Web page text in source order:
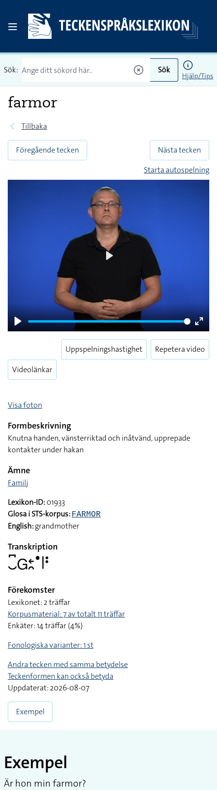
Sök: Sök
Hjälp/Tips
farmor
Tillbaka
Föregående tecken
Nästa tecken
Starta autospelning
Play
Enter
Videolänkar
Uppspelningshastighet Repetera video
Visa foton
Formbeskrivning
Knutna handen, vänsterriktad och inåtvänd, upprepade
kontakter under hakan
Ämne
Familj
Lexikon-ID:01933
Glosa i STS-korpus: FARMOR
English:grandmother
Transkription
􌤛􌥚􌤦􌥓􌥘􌤟􌥼􌥻
Förekomster
Lexikonet: 2 träffar
Korpusmaterial: 7 av totalt 11 träffar
Enkäter: 14 träffar (4%)
Fonologiska varianter: 1 st
Andra tecken med samma betydelse
Teckenformen kan också betyda
Uppdaterat: 2026-08-07
Exempel
Exempel
Är hon min farmor?